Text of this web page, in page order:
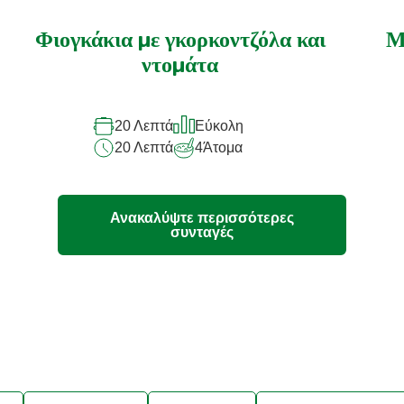
αξιολογήσεις
για
recipe
Φιογκάκια με γκορκοντζόλα και
ντομάτα
20 Λεπτά
Εύκολη
20 Λεπτά
4Άτομα
Ανακαλύψτε περισσότερες
συνταγές